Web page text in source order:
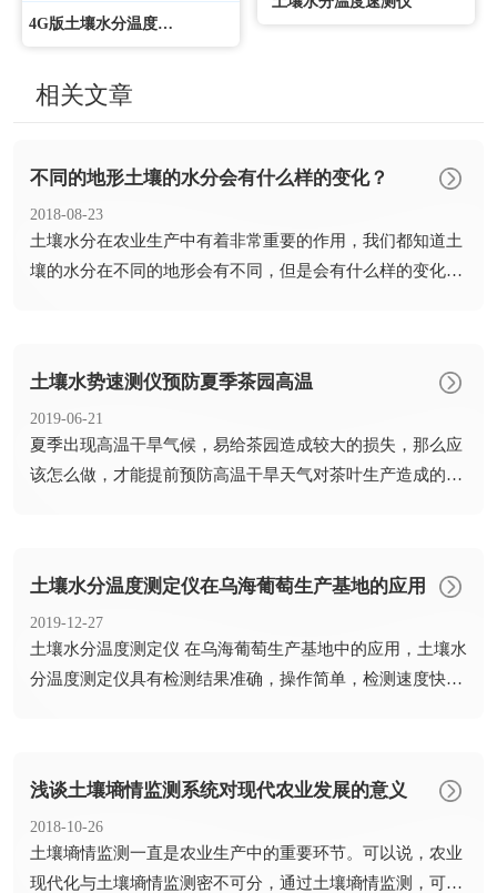
4G版土壤水分温度盐分测定仪
相关文章
不同的地形土壤的水分会有什么样的变化？
2018-08-23
​土壤水分在农业生产中有着非常重要的作用，我们都知道土
壤的水分在不同的地形会有不同，但是会有什么样的变化
土壤水势速测仪预防夏季茶园高温
2019-06-21
​夏季出现高温干旱气候，易给茶园造成较大的损失，那么应
该怎么做，才能提前预防高温干旱天气对茶叶生产造成的影
土壤水分温度测定仪在乌海葡萄生产基地的应用
2019-12-27
​土壤水分温度测定仪 在乌海葡萄生产基地中的应用，土壤水
分温度测定仪具有检测结果准确，操作简单，检测速度快，
浅谈土壤墒情监测系统对现代农业发展的意义
2018-10-26
​土壤墒情监测一直是农业生产中的重要环节。可以说，农业
现代化与土壤墒情监测密不可分，通过土壤墒情监测，可以